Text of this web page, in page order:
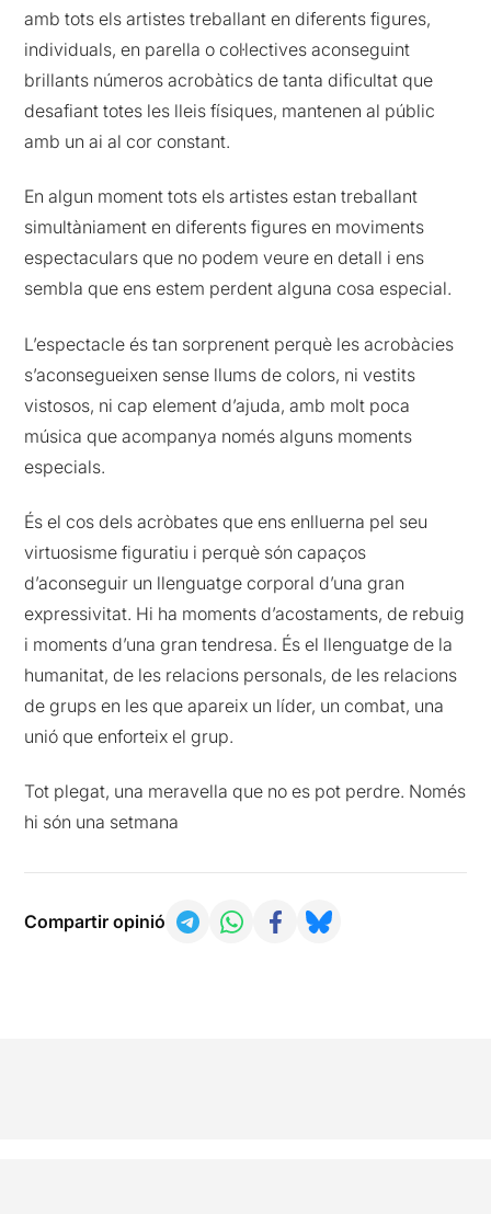
amb tots els artistes treballant en diferents figures,
individuals, en parella o col·lectives aconseguint
brillants números acrobàtics de tanta dificultat que
desafiant totes les lleis físiques, mantenen al públic
amb un ai al cor constant.
En algun moment tots els artistes estan treballant
simultàniament en diferents figures en moviments
espectaculars que no podem veure en detall i ens
sembla que ens estem perdent alguna cosa especial.
L’espectacle és tan sorprenent perquè les acrobàcies
s’aconsegueixen sense llums de colors, ni vestits
vistosos, ni cap element d’ajuda, amb molt poca
música que acompanya només alguns moments
especials.
És el cos dels acròbates que ens enlluerna pel seu
virtuosisme figuratiu i perquè són capaços
d’aconseguir un llenguatge corporal d’una gran
expressivitat. Hi ha moments d’acostaments, de rebuig
i moments d’una gran tendresa. És el llenguatge de la
humanitat, de les relacions personals, de les relacions
de grups en les que apareix un líder, un combat, una
unió que enforteix el grup.
Tot plegat, una meravella que no es pot perdre. Només
hi són una setmana
Compartir opinió